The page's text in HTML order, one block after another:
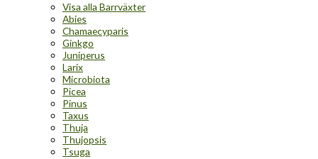
Visa alla Barrväxter
Abies
Chamaecyparis
Ginkgo
Juniperus
Larix
Microbiota
Picea
Pinus
Taxus
Thuja
Thujopsis
Tsuga